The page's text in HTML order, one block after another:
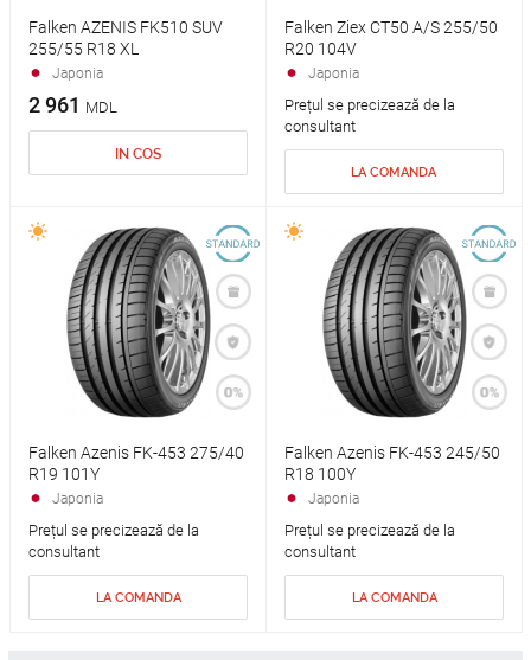
Falken AZENIS FK510 SUV
255/55 R18 XL
Japonia
2 961 MDL
IN COS
Falken Ziex CT50 A/S 255/50
R20 104V
Japonia
Prețul se precizează de la
consultant
LA COMANDA
Falken Azenis FK-453 275/40
R19 101Y
Japonia
Prețul se precizează de la
consultant
LA COMANDA
Falken Azenis FK-453 245/50
R18 100Y
Japonia
Prețul se precizează de la
consultant
LA COMANDA